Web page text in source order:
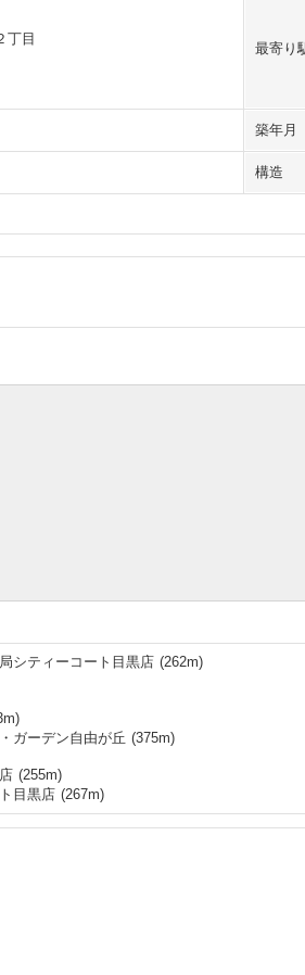
丁目
最寄り
築年月
構造
シティーコート目黒店 (262m)
m)
ガーデン自由が丘 (375m)
(255m)
目黒店 (267m)